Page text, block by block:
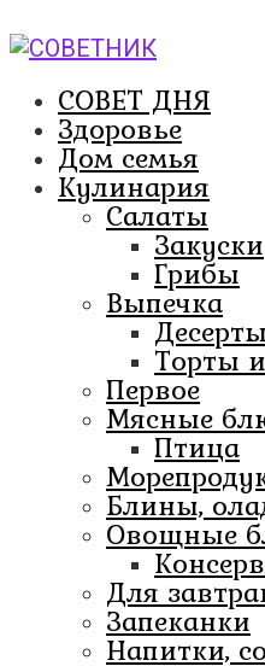
к
СОВЕТ ДНЯ
Здоровье
Дом семья
Кулинария
Салаты
Закуски
Грибы
Выпечка
Десерты
Торты
Первое
Мясные
Птица
Блины,
Овощные
Для
Запеканки
Напитки,